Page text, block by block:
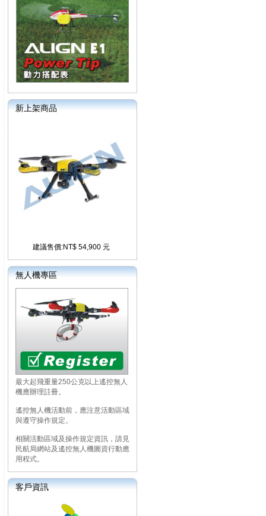
新上架商品
建議售價:NT$ 54,900 元
無人機專區
最大起飛重量250公克以上遙控無人
機應辦理註冊。
遙控無人機活動前，應注意活動區域
與遵守操作規定。
相關活動區域及操作規定資訊，請見
民航局網站及遙控無人機圖資行動應
用程式。
客戶資訊